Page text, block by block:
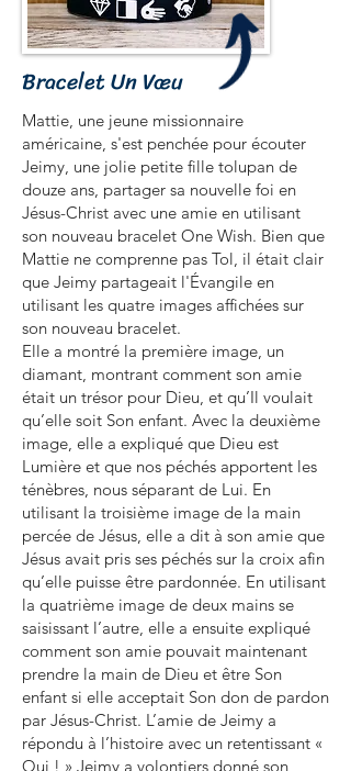
Bracelet Un Vœu
Mattie, une jeune missionnaire
américaine, s'est penchée pour écouter
Jeimy, une jolie petite fille tolupan de
douze ans, partager sa nouvelle foi en
Jésus-Christ avec une amie en utilisant
son nouveau bracelet One Wish. Bien que
Mattie ne comprenne pas Tol, il était clair
que Jeimy partageait l'Évangile en
utilisant les quatre images affichées sur
son nouveau bracelet.
Elle a montré la première image, un
diamant, montrant comment son amie
était un trésor pour Dieu, et qu’Il voulait
qu’elle soit Son enfant. Avec la deuxième
image, elle a expliqué que Dieu est
Lumière et que nos péchés apportent les
ténèbres, nous séparant de Lui. En
utilisant la troisième image de la main
percée de Jésus, elle a dit à son amie que
Jésus avait pris ses péchés sur la croix afin
qu’elle puisse être pardonnée. En utilisant
la quatrième image de deux mains se
saisissant l’autre, elle a ensuite expliqué
comment son amie pouvait maintenant
prendre la main de Dieu et être Son
enfant si elle acceptait Son don de pardon
par Jésus-Christ. L’amie de Jeimy a
répondu à l’histoire avec un retentissant «
Oui ! » Jeimy a volontiers donné son